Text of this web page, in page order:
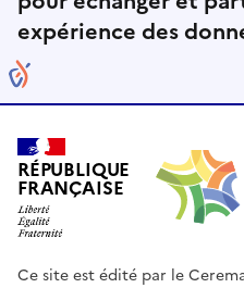
expérience des
RÉPUBLIQUE
FRANÇAISE
Ce site est édité par le